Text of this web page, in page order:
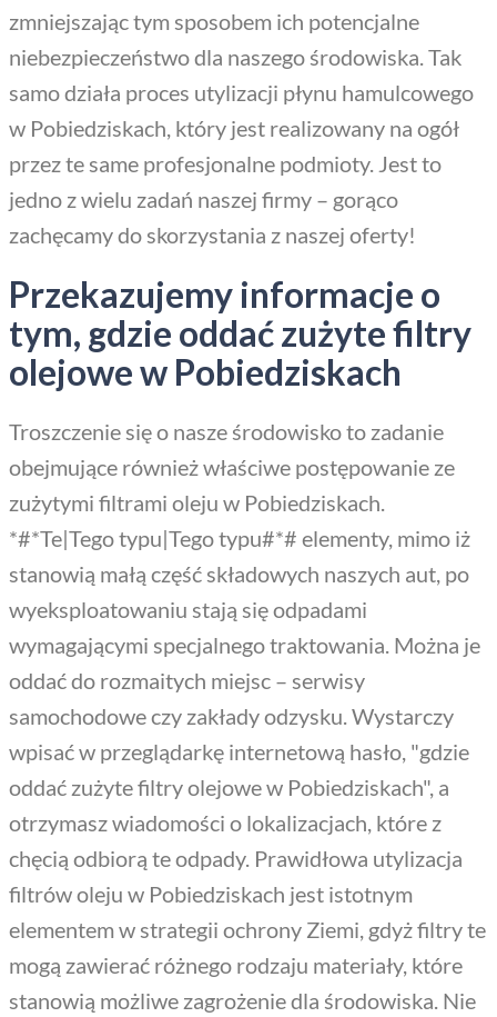
zmniejszając tym sposobem ich potencjalne
niebezpieczeństwo dla naszego środowiska. Tak
samo działa proces utylizacji płynu hamulcowego
w Pobiedziskach, który jest realizowany na ogół
przez te same profesjonalne podmioty. Jest to
jedno z wielu zadań naszej firmy – gorąco
zachęcamy do skorzystania z naszej oferty!
Przekazujemy informacje o
tym, gdzie oddać zużyte filtry
olejowe w Pobiedziskach
Troszczenie się o nasze środowisko to zadanie
obejmujące również właściwe postępowanie ze
zużytymi filtrami oleju w Pobiedziskach.
*#*Te|Tego typu|Tego typu#*# elementy, mimo iż
stanowią małą część składowych naszych aut, po
wyeksploatowaniu stają się odpadami
wymagającymi specjalnego traktowania. Można je
oddać do rozmaitych miejsc – serwisy
samochodowe czy zakłady odzysku. Wystarczy
wpisać w przeglądarkę internetową hasło, "gdzie
oddać zużyte filtry olejowe w Pobiedziskach", a
otrzymasz wiadomości o lokalizacjach, które z
chęcią odbiorą te odpady. Prawidłowa utylizacja
filtrów oleju w Pobiedziskach jest istotnym
elementem w strategii ochrony Ziemi, gdyż filtry te
mogą zawierać różnego rodzaju materiały, które
stanowią możliwe zagrożenie dla środowiska. Nie